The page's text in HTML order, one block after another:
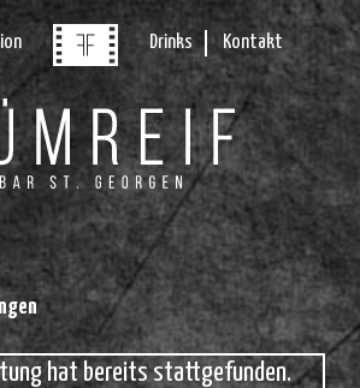
Drinks Kontakt
hat bereits stattgefunden.